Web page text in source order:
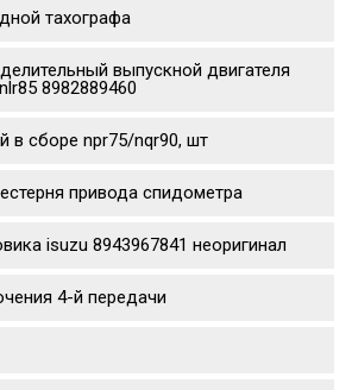
тахографа
выпускной двигателя
8982889460
в сборе npr75/nqr90, шт
привода спидометра
isuzu 8943967841 неоригинал
4-й передачи